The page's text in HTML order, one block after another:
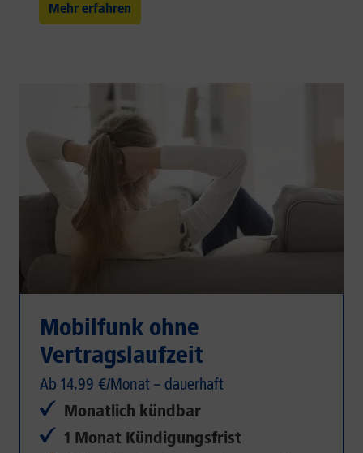
Mehr erfahren
Mobilfunk ohne
Vertragslaufzeit
Ab 14,99 €/Monat – dauerhaft
Monatlich kündbar
1 Monat Kündigungsfrist